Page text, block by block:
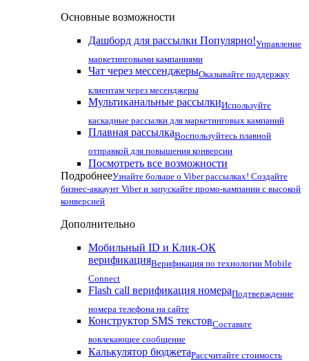
Основные возможности
Дашборд для рассылки Популярно!Управление
маркетинговыми кампаниями
Чат через мессенджерыОказывайте поддержку
клиентам через месенджеры
Мультиканальные рассылкиИспользуйте
каскадные рассылки для маркетинговых кампаний
Плавная рассылкаВоспользуйтесь плавной
отправкой для повышения конверсии
Посмотреть все возможности
ПодробнееУзнайте больше о Viber рассылках! Создайте
бизнес-аккаунт Viber и запускайте промо-кампании с высокой
конверсией
Дополнительно
Мобильный ID и Клик-ОК
верификацияВерификация по технологии Mobile
Connect
Flash call верификация номераПодтверждение
номера телефона на сайте
Конструктор SMS текстовСоставьте
вовлекающее сообщение
Калькулятор бюджетаРассчитайте стоимость